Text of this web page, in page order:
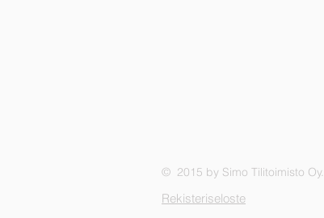
© 2015 by Simo Tilitoimisto Oy.
Rekisteriseloste